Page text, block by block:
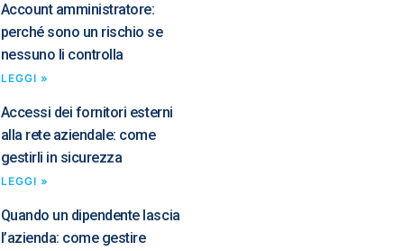
Account amministratore:
perché sono un rischio se
nessuno li controlla
LEGGI »
Accessi dei fornitori esterni
alla rete aziendale: come
gestirli in sicurezza
LEGGI »
Quando un dipendente lascia
l’azienda: come gestire